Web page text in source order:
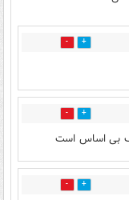
3
7
بی اساس است
4